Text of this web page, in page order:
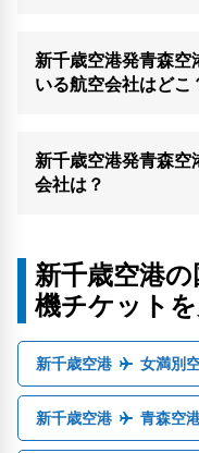
新千歳空港発青森空
いる航空会社はどこ
新千歳空港発青森空
会社は？
新千歳空港
機チケット
新千歳空港 女満別
新千歳空港 青森空